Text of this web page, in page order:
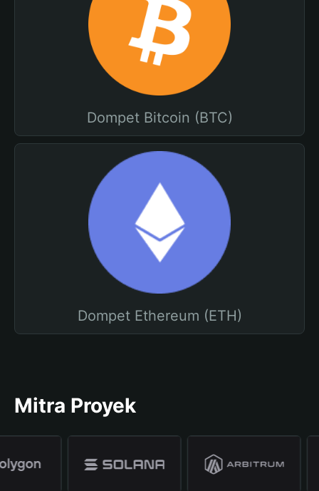
Dompet Bitcoin (BTC)
Dompet Ethereum (ETH)
Mitra Proyek